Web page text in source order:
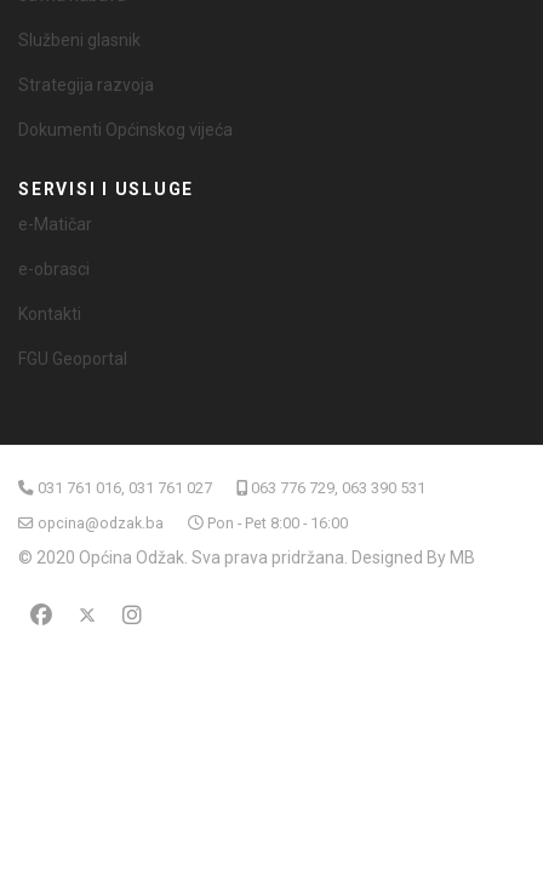
Službeni glasnik
Strategija razvoja
Dokumenti Općinskog vijeća
SERVISI I USLUGE
e-Matičar
e-obrasci
Kontakti
FGU Geoportal
031 761 016, 031 761 027
063 776 729, 063 390 531
opcina@odzak.ba
Pon - Pet 8:00 - 16:00
© 2020 Općina Odžak. Sva prava pridržana. Designed By MB